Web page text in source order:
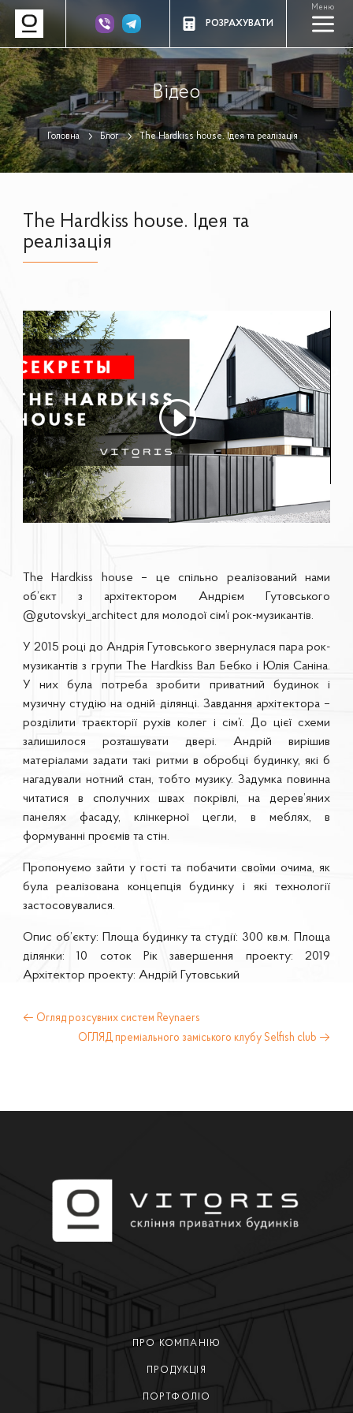
РОЗРАХУВАТИ
Меню
a
Відео
Головна Блог The Hardkiss house. Ідея та реалізація
The Hardkiss house. Ідея та
реалізація
The Hardkiss house – це спільно реалізований нами
об’єкт з архітектором Андрієм Гутовського
@gutovskyi_architect для молодої сім’ї рок-музикантів.
У 2015 році до Андрія Гутовського звернулася пара рок-
музикантів з групи The Hardkiss Вал Бебко і Юлія Саніна.
У них була потреба зробити приватний будинок і
музичну студію на одній ділянці. Завдання архітектора –
розділити траєкторії рухів колег і сім’ї. До цієї схеми
залишилося розташувати двері. Андрій вирішив
матеріалами задати такі ритми в обробці будинку, які б
нагадували нотний стан, тобто музику. Задумка повинна
читатися в сполучних швах покрівлі, на дерев’яних
панелях фасаду, клінкерної цегли, в меблях, в
формуванні проємів та стін.
Пропонуємо зайти у гості та побачити своїми очима, як
була реалізована концепція будинку і які технології
застосовувалися.
Опис об’єкту: Площа будинку та студії: 300 кв.м. Площа
ділянки: 10 соток Рік завершення проекту: 2019
Архітектор проекту: Андрій Гутовський
← Огляд розсувних систем Reynaers
ОГЛЯД преміального заміського клубу Selfish club →
ПРО КОМПАНІЮ
ПРОДУКЦІЯ
ПОРТФОЛІО